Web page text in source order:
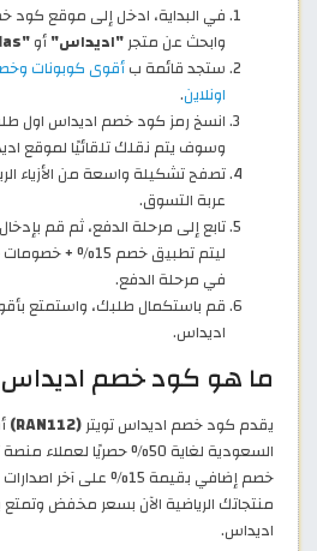
وابحث عن متجر"اديداس"أو"Adidas"
ستجد قائمة بأقوى كوبونات
اونلاين.
انسخ رمز كود خصم اديداس اول
وسوف يتم نقلك تلقائيًا لموقع
تصفح تشكيلة واسعة من الأزياء
عربة التسوق.
تابع إلى مرحلة الدفع، ثم قم
في مرحلة الدفع.
قم باستكمال طلبك، واستمتع
اديداس.
ما هو كود خصم اديداس
يقدم كود خصم اديداس تويتر(RAN112)
خصم إضافي بقيمة 15% على
منتجاتك الرياضية الآن بسعر مخفض
اديداس.